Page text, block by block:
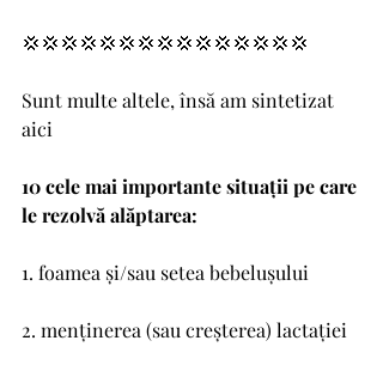
💢💢💢💢💢💢💢💢💢💢💢💢💢💢💢
Sunt multe altele, însă am sintetizat
aici
10 cele mai importante situații pe care
le rezolvă alăptarea:
1. foamea și/sau setea bebelușului
2. menținerea (sau creșterea) lactației